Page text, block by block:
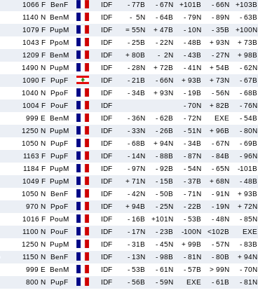
1066 F BenF IDF - 77B - 67N +101B - 66N +103B
1140 N BenM IDF - 5N - 64B - 79N - 89N - 63B
1079 F PupM IDF = 55N + 47B - 10N - 35B +100N
1043 F PpoM IDF - 25B - 22N - 48B + 93N + 73B
1209 F BenM IDF + 80B - 2N - 43B - 27N + 98B
1490 N PupM IDF - 28N + 72B - 41N + 54B - 62N
1090 F PupF IDF - 21B - 66N + 93B + 73N - 67B
1040 N PpoF IDF - 34B + 93N - 19B - 56N - 68B
1004 F PouF IDF - 70N + 82B - 76N
999 E BenM IDF - 36N - 62B - 72N EXE - 54B
1250 N PupM IDF - 33N - 26B - 51N + 96B - 80N
1050 N PupF IDF - 68B + 94N - 34B - 67N - 69B
1163 F PupF IDF - 14N - 88B - 87N - 84B - 96N
1184 F PupM IDF - 97N - 92B - 54N - 65N -101B
1049 F PupM IDF + 71N - 15B - 37B + 68N - 48B
1050 N BenF IDF - 42N - 50B - 71N - 91N + 93B
970 N PpoF IDF + 94B - 25N - 22B - 19N + 72N
1016 F PouM IDF - 16B +101N - 53B - 48N - 85N
1100 N PouF IDF - 17N - 23B -100N <102B EXE
1250 N PupM IDF - 31B - 45N + 99B - 57N - 83B
1150 N BenF IDF - 13N - 98B - 81N - 80B + 94N
999 E BenM IDF - 53B - 61N - 57B > 99N - 70N
800 N PupF IDF - 56B - 59N EXE - 61B - 81N